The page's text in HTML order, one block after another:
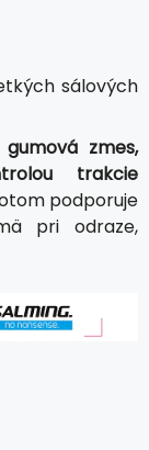
sálových
zmes,
trakcie
podporuje
pri odraze,